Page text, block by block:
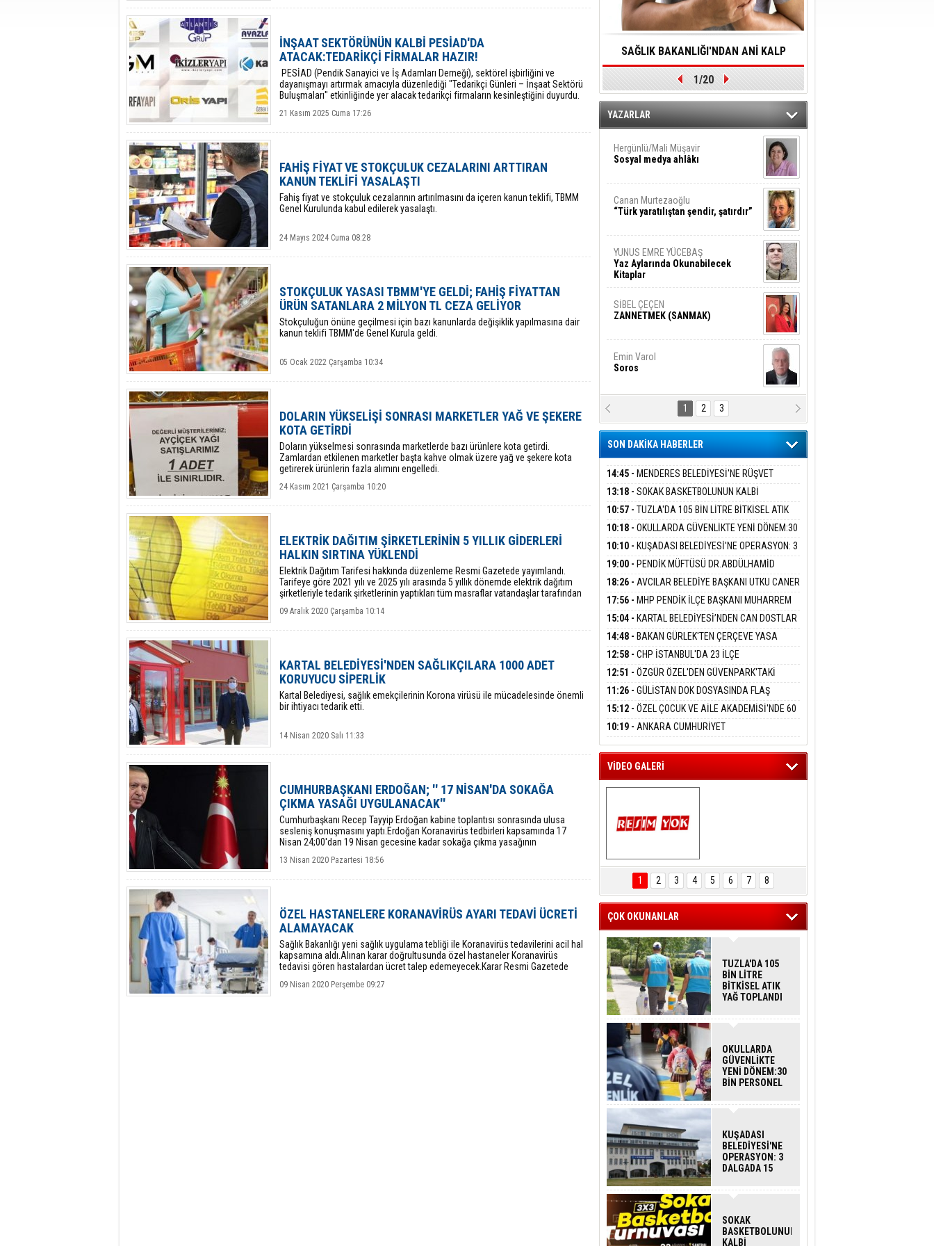
İNŞAAT SEKTÖRÜNÜN KALBİ PESİAD'DA
ATACAK:TEDARİKÇİ FİRMALAR HAZIR!
​ PESİAD (Pendik Sanayici ve İş Adamları Derneği), sektörel işbirliğini ve
dayanışmayı artırmak amacıyla düzenlediği "Tedarikçi Günleri – İnşaat Sektörü
Buluşmaları" etkinliğinde yer alacak tedarikçi firmaların kesinleştiğini duyurdu.
21 Kasım 2025 Cuma 17:26
FAHİŞ FİYAT VE STOKÇULUK CEZALARINI ARTTIRAN
KANUN TEKLİFİ YASALAŞTI
Fahiş fiyat ve stokçuluk cezalarının artırılmasını da içeren kanun teklifi, TBMM
Genel Kurulunda kabul edilerek yasalaştı.
24 Mayıs 2024 Cuma 08:28
STOKÇULUK YASASI TBMM'YE GELDİ; FAHİŞ FİYATTAN
ÜRÜN SATANLARA 2 MİLYON TL CEZA GELİYOR
Stokçuluğun önüne geçilmesi için bazı kanunlarda değişiklik yapılmasına dair
kanun teklifi TBMM'de Genel Kurula geldi.
05 Ocak 2022 Çarşamba 10:34
DOLARIN YÜKSELİŞİ SONRASI MARKETLER YAĞ VE ŞEKERE
KOTA GETİRDİ
Doların yükselmesi sonrasında marketlerde bazı ürünlere kota getirdi.
Zamlardan etkilenen marketler başta kahve olmak üzere yağ ve şekere kota
getirerek ürünlerin fazla alımını engelledi.
24 Kasım 2021 Çarşamba 10:20
ELEKTRİK DAĞITIM ŞİRKETLERİNİN 5 YILLIK GİDERLERİ
HALKIN SIRTINA YÜKLENDİ
Elektrik Dağıtım Tarifesi hakkında düzenleme Resmi Gazetede yayımlandı.
Tarifeye göre 2021 yılı ve 2025 yılı arasında 5 yıllık dönemde elektrik dağıtım
şirketleriyle tedarik şirketlerinin yaptıkları tüm masraflar vatandaşlar tarafından
09 Aralık 2020 Çarşamba 10:14
KARTAL BELEDİYESİ'NDEN SAĞLIKÇILARA 1000 ADET
KORUYUCU SİPERLİK
Kartal Belediyesi, sağlık emekçilerinin Korona virüsü ile mücadelesinde önemli
bir ihtiyacı tedarik etti.
14 Nisan 2020 Salı 11:33
CUMHURBAŞKANI ERDOĞAN; '' 17 NİSAN'DA SOKAĞA
ÇIKMA YASAĞI UYGULANACAK''
Cumhurbaşkanı Recep Tayyip Erdoğan kabine toplantısı sonrasında ulusa
sesleniş konuşmasını yaptı.Erdoğan Koranavirüs tedbirleri kapsamında 17
Nisan 24;00'dan 19 Nisan gecesine kadar sokağa çıkma yasağının
13 Nisan 2020 Pazartesi 18:56
ÖZEL HASTANELERE KORANAVİRÜS AYARI TEDAVİ ÜCRETİ
ALAMAYACAK
Sağlık Bakanlığı yeni sağlık uygulama tebliği ile Koranavirüs tedavilerini acil hal
kapsamına aldı.Alınan karar doğrultusunda özel hastaneler Koranavirüs
tedavisi gören hastalardan ücret talep edemeyecek.Karar Resmi Gazetede
09 Nisan 2020 Perşembe 09:27
SAĞLIK BAKANLIĞI'NDAN ANİ KALP
DURMALARINA HIZLI MÜDAHALE
EDİLMESİNE YÖNELİK ÖNLENMESİ İÇİN
ÖNEMLİ ADIM
1/20
YAZARLAR
Hergünlü/Mali Müşavir
Sosyal medya ahlâkı
Canan Murtezaoğlu
“Türk yaratılıştan şendir, şatırdır”
YUNUS EMRE YÜCEBAŞ
Yaz Aylarında Okunabilecek
Kitaplar
SİBEL ÇEÇEN
ZANNETMEK (SANMAK)
Emin Varol
Soros
Karanlık DNA Kuşaklararası
Şiddetin Biyolojik Faturası
Şiyar Adıyaman
Ben Bu Sahaya Sığmazam
Hasan Ali Çölük
Bir Satırın İçindeki İnsan
Ezgi Kılıç
SİVAS: ATEŞE ATILAN VİCDAN
BARIŞ BAŞARSLAN
ADANMAK
Meltem Kaynas
AFFETMEYECEĞİM!
1 2 3
SON DAKİKA HABERLER
14:45 - MENDERES BELEDİYESİ'NE RÜŞVET
OPERASYONU:BELEDİYE BAŞKANI İLKAY ÇİÇEK
ADLİYEYE SEVK EDİLDİ
13:18 - SOKAK BASKETBOLUNUN KALBİ
ÜMRANİYE’DE ATACAK
10:57 - TUZLA'DA 105 BİN LİTRE BİTKİSEL ATIK
YAĞ TOPLANDI
10:18 - OKULLARDA GÜVENLİKTE YENİ DÖNEM:30
BİN PERSONEL ALINACAK DEDEKTÖRLÜ ARAMA
GELİYOR
10:10 - KUŞADASI BELEDİYESİ'NE OPERASYON: 3
DALGADA 15 GÖZALTI
19:00 - PENDİK MÜFTÜSÜ DR.ABDÜLHAMİD
PEHLİVAN BASIN MENSUPLARINI AĞIRLADI
18:26 - AVCILAR BELEDİYE BAŞKANI UTKU CANER
ÇANKAYA HAKKINDA TAHLİYE KARARI
17:56 - MHP PENDİK İLÇE BAŞKANI MUHARREM
KIR KARTAL ORDULULAR DERNEĞİ HEYETİNİ
AĞIRLADI
15:04 - KARTAL BELEDİYESİ’NDEN CAN DOSTLAR
İÇİN DEV YATIRIM!
14:48 - BAKAN GÜRLEK'TEN ÇERÇEVE YASA
AÇIKLAMASI:''KIRMIZI ÇİZGİMİZ ŞEHİT AİLELERİ
VE GAZİLERİMİZİN HASSASİYETİDİR''
12:58 - CHP İSTANBUL'DA 23 İLÇE
BAŞKANLIĞI'NDA ATAMALAR GERÇEKLEŞTİ
12:51 - ÖZGÜR ÖZEL'DEN GÜVENPARK'TAKİ
GAZİLERE DESTEK:''SONUÇ ALANA KADAR
ARKANIZDAYIZ''
11:26 - GÜLİSTAN DOK DOSYASINDA FLAŞ
GELİŞME: 2 DALGIÇ DELİL KARARTMA
SUÇLAMASIYLA TUTUTKLANDI
15:12 - ÖZEL ÇOCUK VE AİLE AKADEMİSİ'NDE 60
ÇOCUĞA HİZMET VERİLDİ
10:19 - ANKARA CUMHURİYET
BAŞSAVCILIĞINDAN ÖZGÜR ÖZEL VE VELİ
AĞBABA HAKKINDA FEZLEKE
VİDEO GALERİ
KARTAL ENGELSİZ
YAŞAM FESTİVALİ
KONSERİ
İZLEYİCİLERİ MEST
1 2 3 4 5 6 7 8
ÇOK OKUNANLAR
TUZLA'DA 105
BİN LİTRE
BİTKİSEL ATIK
YAĞ TOPLANDI
OKULLARDA
GÜVENLİKTE
YENİ DÖNEM:30
BİN PERSONEL
DEDEKTÖRLÜ
KUŞADASI
BELEDİYESİ'NE
OPERASYON: 3
DALGADA 15
SOKAK
BASKETBOLUNUN
KALBİ